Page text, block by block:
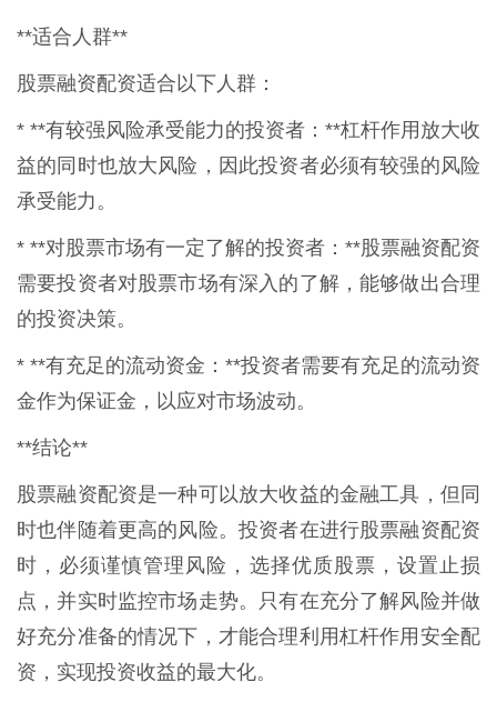
**适合人群**
股票融资配资适合以下人群：
* **有较强风险承受能力的投资者：**杠杆作用放大收
益的同时也放大风险，因此投资者必须有较强的风险
承受能力。
* **对股票市场有一定了解的投资者：**股票融资配资
需要投资者对股票市场有深入的了解，能够做出合理
的投资决策。
* **有充足的流动资金：**投资者需要有充足的流动资
金作为保证金，以应对市场波动。
**结论**
股票融资配资是一种可以放大收益的金融工具，但同
时也伴随着更高的风险。投资者在进行股票融资配资
时，必须谨慎管理风险，选择优质股票，设置止损
点，并实时监控市场走势。只有在充分了解风险并做
好充分准备的情况下，才能合理利用杠杆作用安全配
资，实现投资收益的最大化。